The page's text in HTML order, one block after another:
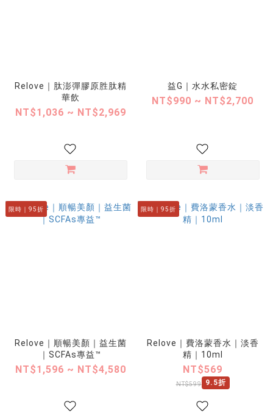
Relove｜肽澎彈膠原胜肽精
華飲
NT$1,036 ~ NT$2,969
益G｜水水私密錠
NT$990 ~ NT$2,700
限時｜95折
Relove｜順暢美顏｜益生菌
｜SCFAs專益™
NT$1,596 ~ NT$4,580
限時｜95折
Relove｜費洛蒙香水｜淡香
精｜10ml
NT$569
NT$599 9.5折